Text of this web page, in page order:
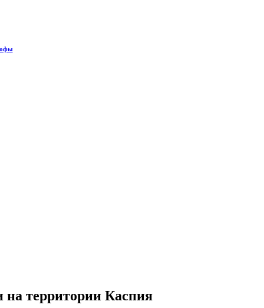
на территории Каспия